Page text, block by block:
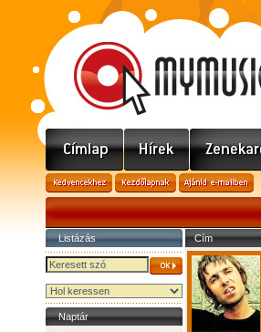
Listázás
Naptár
Cím